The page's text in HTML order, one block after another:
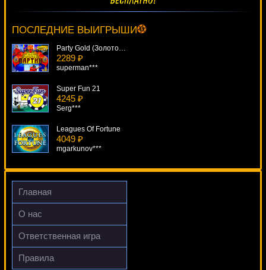
ПОСЛЕДНИЕ ВЫИГРЫШИ
alex***
Party Gold (Золото Партии)
2289 ₽
superman***
Super Fun 21
4245 ₽
Serg***
Leagues Of Fortune
4049 ₽
mgarkunov***
Prime Property
3524 ₽
Главная
О нас
Ответственная игра
Правила
Riches Of Cleopatra